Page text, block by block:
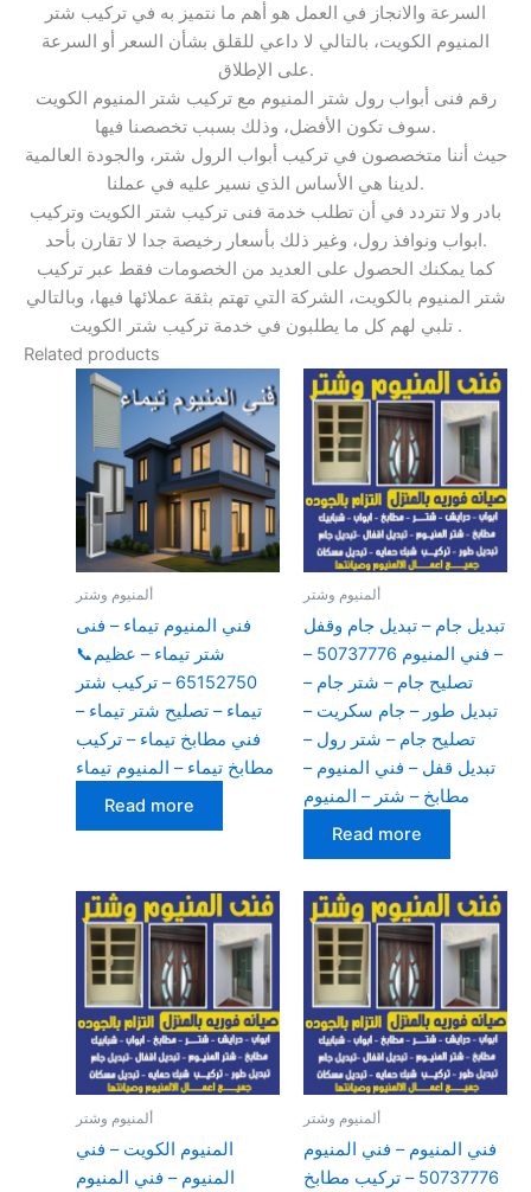
‏السرعة والانجاز في العمل هو أهم ما نتميز به في تركيب شتر
المنيوم الكويت، بالتالي لا داعي للقلق بشأن السعر أو السرعة
على الإطلاق.
رقم فنى أبواب رول شتر المنيوم مع تركيب شتر المنيوم الكويت
سوف تكون الأفضل، وذلك بسبب تخصصنا فيها.
حيث أننا متخصصون في تركيب أبواب الرول شتر، والجودة العالمية
لدينا هي الأساس الذي نسير عليه في عملنا.
بادر ولا تتردد في أن تطلب خدمة فنى تركيب شتر الكويت وتركيب
ابواب ونوافذ رول، وغير ذلك بأسعار رخيصة جدا لا تقارن بأحد.
كما يمكنك الحصول على العديد من الخصومات فقط عبر تركيب
شتر المنيوم بالكويت، الشركة التي تهتم بثقة عملائها فيها، وبالتالي
تلبي لهم كل ما يطلبون في خدمة تركيب شتر الكويت .
Related products
ألمنيوم وشتر
فني المنيوم تيماء – فنى
شتر تيماء – عظيم📞
65152750 – تركيب شتر
تيماء – تصليح شتر تيماء –
فني مطابخ تيماء – تركيب
مطابخ تيماء – المنيوم تيماء
Read more
ألمنيوم وشتر
تبديل جام – تبديل جام وقفل
– فني المنيوم 50737776 –
تصليح جام – شتر جام –
تبديل طور – جام سكريت –
تصليح جام – شتر رول –
تبديل قفل – فني المنيوم –
مطابخ – شتر – المنيوم
Read more
ألمنيوم وشتر
المنيوم الكويت – فني
المنيوم – فني المنيوم
ألمنيوم وشتر
فني المنيوم – فني المنيوم
50737776 – تركيب مطابخ